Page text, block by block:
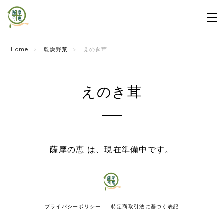
Home 乾燥野菜 えのき茸
えのき茸
薩摩の恵 は、現在準備中です。
プライバシーポリシー 特定商取引法に基づく表記